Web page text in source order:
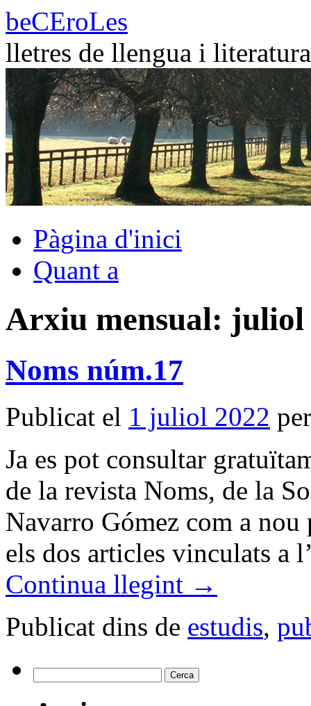
Vés
al
contingut
beCEroLes
lletres de llengua i literatura
Pàgina d'inici
Quant a
Arxiu mensual: juliol
Noms núm.17
Publicat el 1 juliol 2022 per
Ja es pot consultar
de la revista Noms, de la
Navarro Gómez com a nou
els dos articles vinculats a
Continua llegint →
Publicat dins de estudis,